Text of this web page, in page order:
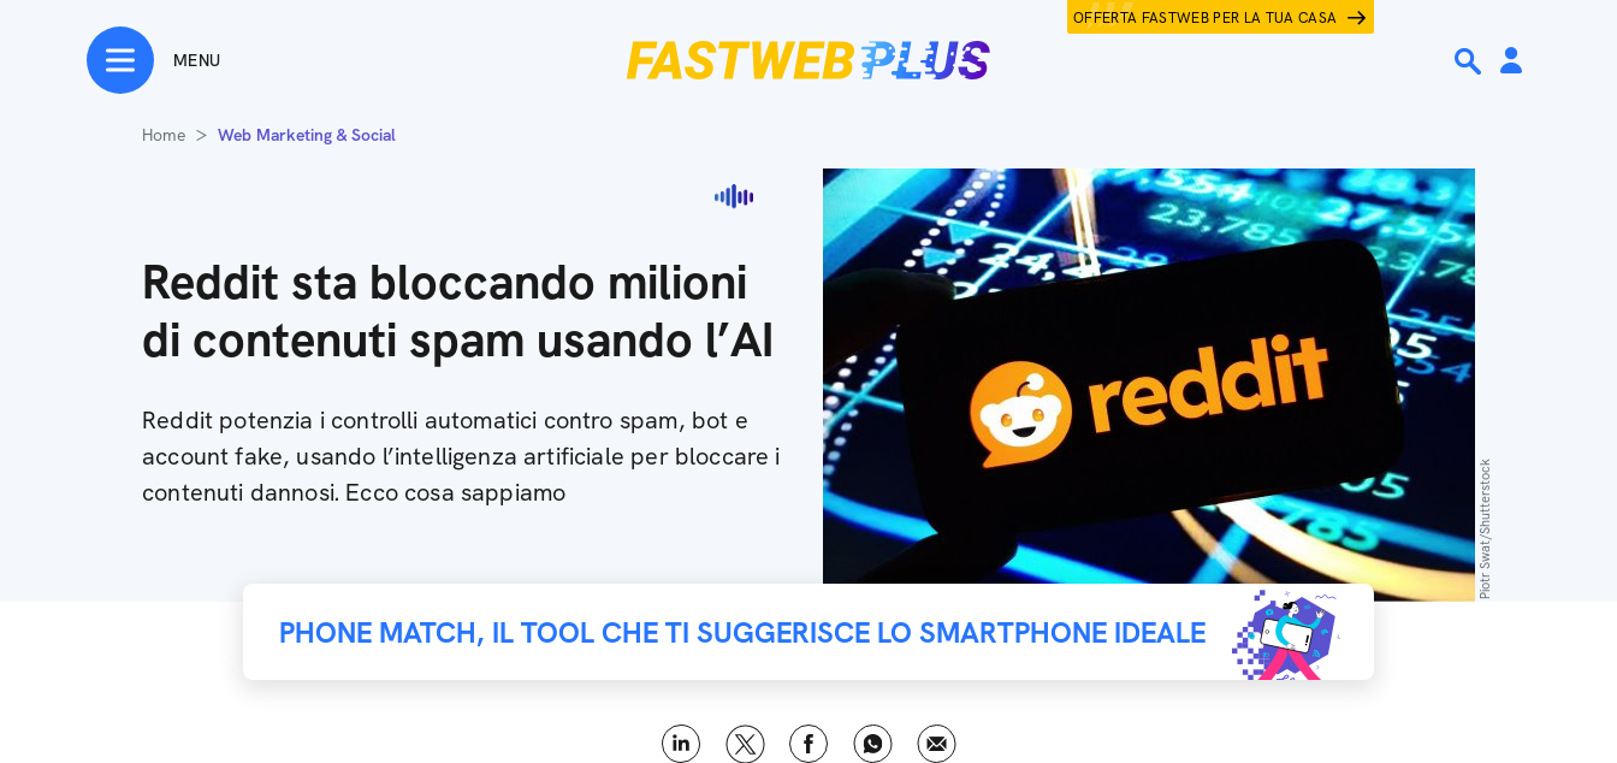
OFFERTA FASTWEB PER LA TUA CASA
MENU
Home Web Marketing & Social
Reddit sta bloccando milioni
di contenuti spam usando l’AI
Reddit potenzia i controlli automatici contro spam, bot e
account fake, usando l’intelligenza artificiale per bloccare i
contenuti dannosi. Ecco cosa sappiamo
Piotr Swat/Shutterstock
PHONE MATCH, IL TOOL CHE TI SUGGERISCE LO SMARTPHONE IDEALE